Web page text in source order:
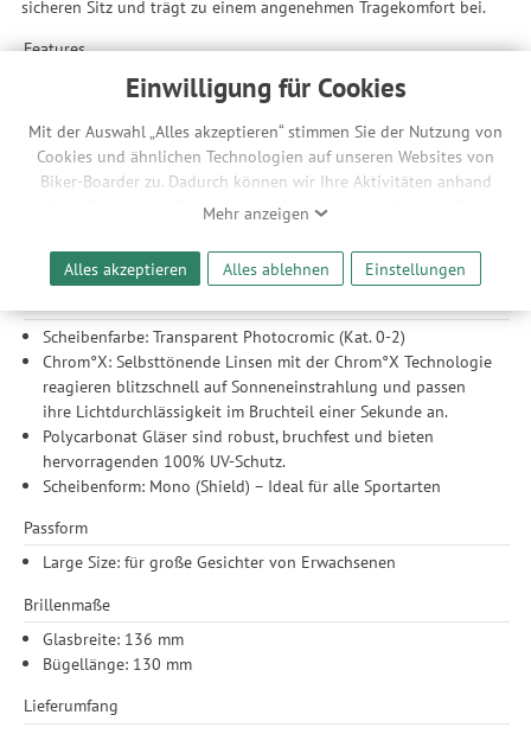
Einwilligung für Cookies
Mit der Auswahl „Alles akzeptieren“ stimmen Sie der Nutzung von
Cookies und ähnlichen Technologien auf unseren Websites von
Biker-Boarder zu. Dadurch können wir Ihre Aktivitäten anhand
Ihrer Geräte- und Browsereinstellungen nachvollziehen. Dies
Werbeanzeigen für Sie bereitzustellen sowie Funktionalitäten
unserer Website sicherzustellen und stetig zu verbessern. Dabei
werden Ihre Daten auch an Drittanbieter und Werbepartner
weitergegeben. Die Verarbeitung erfolgt ausschließlich zum
Zwecke der Einbindung von Streaming-Inhalten und der
Durchführung von statistischer Analyse, Reichweitenmessungen,
Produktempfehlungen und nutzungsbasierter Werbung.
Informationen zu den einzelnen Funktionen, den Drittanbietern
und der Speicherdauer finden Sie unter Einstellungen. Diese
Einwilligung ist freiwillig, für die Nutzung unserer Website nicht
Einwilligung unter Einstellungen lediglich für bestimmte
Drittanbieter erteilen und jederzeit für die Zukunft widerrufen.
Mehr anzeigen
Alles akzeptieren Alles ablehnen Einstellungen
sicheren Sitz und trägt zu einem angenehmen Tragekomfort bei.
Features
Wrap-around Design: Um sich sicher vor Wind und Geröll zu
fühlen, bietet ein umlaufender Base 6-Krümmungsrahmen
maximalen Schutz.
Rahmen
G850-Rahmenmaterial: Alle Modelle sind aus biobasiertem
maximalen Komfort und Sicherheit.
Scheibenfarbe: Transparent Photocromic (Kat. 0-2)
Chrom°X: Selbsttönende Linsen mit der Chrom°X Technologie
reagieren blitzschnell auf Sonneneinstrahlung und passen
ihre Lichtdurchlässigkeit im Bruchteil einer Sekunde an.
Polycarbonat Gläser sind robust, bruchfest und bieten
hervorragenden 100% UV-Schutz.
Scheibenform: Mono (Shield) – Ideal für alle Sportarten
Passform
Large Size: für große Gesichter von Erwachsenen
Brillenmaße
Glasbreite: 136 mm
Bügellänge: 130 mm
Lieferumfang